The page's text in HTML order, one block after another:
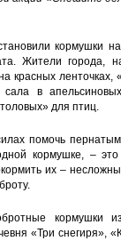
кормушки
Жители города,
красных ленточках,
сала в
для птиц.
помочь
кормушке, –
их –
кормушки
«Три снегиря»,